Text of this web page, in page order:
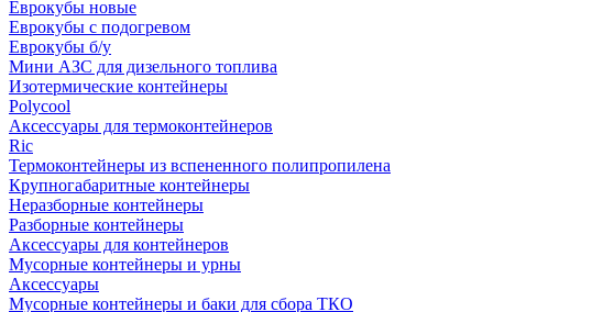
Еврокубы новые
Еврокубы с подогревом
Еврокубы б/у
Мини АЗС для дизельного топлива
Изотермические контейнеры
Polycool
Аксессуары для термоконтейнеров
Ric
Термоконтейнеры из вспененного полипропилена
Крупногабаритные контейнеры
Неразборные контейнеры
Разборные контейнеры
Аксессуары для контейнеров
Мусорные контейнеры и урны
Аксессуары
Мусорные контейнеры и баки для сбора ТКО